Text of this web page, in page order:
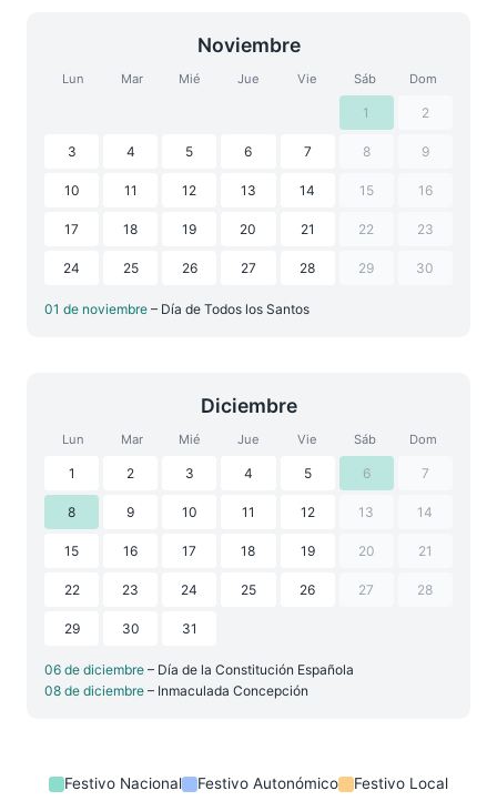
Noviembre
Lun Mar Mié Jue Vie Sáb Dom
1 2
3 4 5 6 7 8 9
10 11 12 13 14 15 16
17 18 19 20 21 22 23
24 25 26 27 28 29 30
01 de noviembre – Día de Todos los Santos
Diciembre
Lun Mar Mié Jue Vie Sáb Dom
1 2 3 4 5 6 7
8 9 10 11 12 13 14
15 16 17 18 19 20 21
22 23 24 25 26 27 28
29 30 31
06 de diciembre – Día de la Constitución Española
08 de diciembre – Inmaculada Concepción
Festivo Nacional Festivo Autonómico Festivo Local